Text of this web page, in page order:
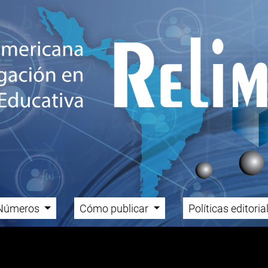
Cómo publicar Políticas